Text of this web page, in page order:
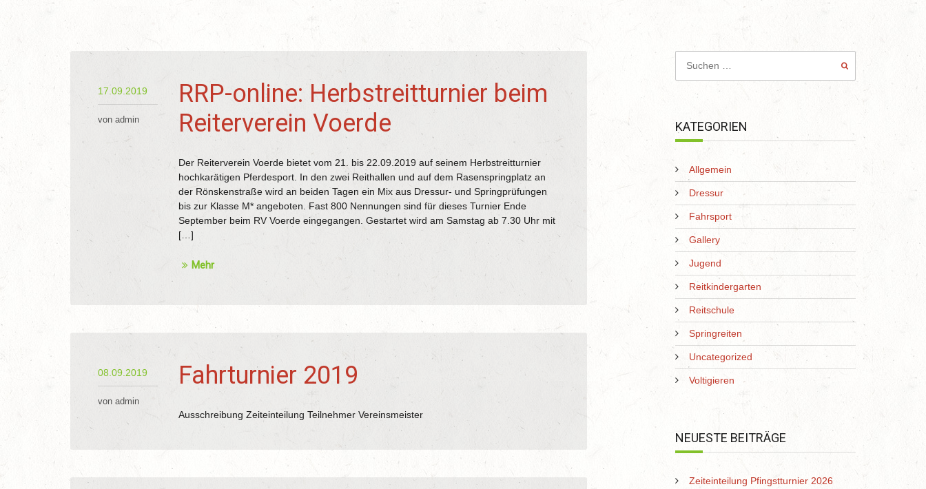
17.09.2019
von admin
RRP-online: Herbstreitturnier beim
Reiterverein Voerde
Der Reiterverein Voerde bietet vom 21. bis 22.09.2019 auf seinem Herbstreitturnier
hochkarätigen Pferdesport. In den zwei Reithallen und auf dem Rasenspringplatz an
der Rönskenstraße wird an beiden Tagen ein Mix aus Dressur- und Springprüfungen
bis zur Klasse M* angeboten. Fast 800 Nennungen sind für dieses Turnier Ende
September beim RV Voerde eingegangen. Gestartet wird am Samstag ab 7.30 Uhr mit
[…]
Mehr
08.09.2019
von admin
Fahrturnier 2019
Ausschreibung Zeiteinteilung Teilnehmer Vereinsmeister
KATEGORIEN
Allgemein
Dressur
Fahrsport
Gallery
Jugend
Reitkindergarten
Reitschule
Springreiten
Uncategorized
Voltigieren
NEUESTE BEITRÄGE
Zeiteinteilung Pfingstturnier 2026